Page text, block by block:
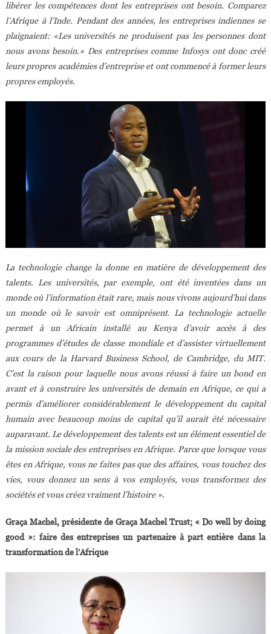
libérer les compétences dont les entreprises ont besoin. Comparez
l’Afrique à l’Inde. Pendant des années, les entreprises indiennes se
plaignaient: «Les universités ne produisent pas les personnes dont
nous avons besoin.» Des entreprises comme Infosys ont donc créé
leurs propres académies d’entreprise et ont commencé à former leurs
propres employés.
La technologie change la donne en matière de développement des
talents. Les universités, par exemple, ont été inventées dans un
monde où l’information était rare, mais nous vivons aujourd’hui dans
un monde où le savoir est omniprésent. La technologie actuelle
permet à un Africain installé au Kenya d’avoir accès à des
programmes d’études de classe mondiale et d’assister virtuellement
aux cours de la Harvard Business School, de Cambridge, du MIT.
C’est la raison pour laquelle nous avons réussi à faire un bond en
avant et à construire les universités de demain en Afrique, ce qui a
permis d’améliorer considérablement le développement du capital
humain avec beaucoup moins de capital qu’il aurait été nécessaire
auparavant. Le développement des talents est un élément essentiel de
la mission sociale des entreprises en Afrique. Parce que lorsque vous
êtes en Afrique, vous ne faites pas que des affaires, vous touchez des
vies, vous donnez un sens à vos employés, vous transformez des
sociétés et vous créez vraiment l’histoire ».
Graça Machel, présidente de Graça Machel Trust; « Do well by doing
good »: faire des entreprises un partenaire à part entière dans la
transformation de l’Afrique